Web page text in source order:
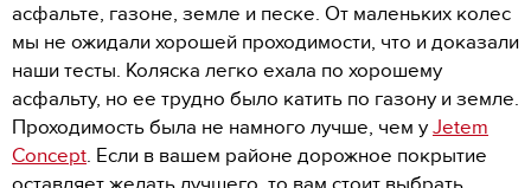
асфальте, газоне, земле и песке. От маленьких колес
мы не ожидали хорошей проходимости, что и доказали
наши тесты. Коляска легко ехала по хорошему
асфальту, но ее трудно было катить по газону и земле.
Проходимость была не намного лучше, чем у Jetem
Concept. Если в вашем районе дорожное покрытие